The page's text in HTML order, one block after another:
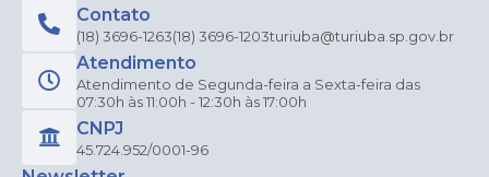
Contato
(18) 3696-1263(18) 3696-1203turiuba@turiuba.sp.gov.br
Atendimento
Atendimento de Segunda-feira a Sexta-feira das
07:30h às 11:00h - 12:30h às 17:00h
CNPJ
45.724.952/0001-96